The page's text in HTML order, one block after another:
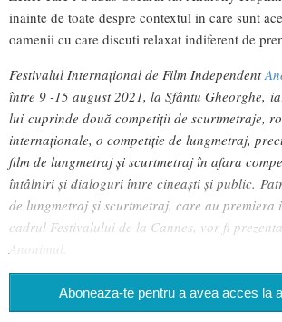
inainte de toate despre contextul in care sunt
oamenii cu care discuti relaxat indiferent de
Festivalul Internațional de Film Independent
între 9 -15 august 2021, la Sfântu Gheorghe,
lui cuprinde două competiții de scurtmetraje,
internaționale, o competiție de lungmetraj,
film de lungmetraj și scurtmetraj în afara
întâlniri și dialoguri între cineaști și public.
de lungmetraj și scurtmetraj, care au premiera
cadrul Festivalului de la Cannes, vor fi
Anonimul.
Aboneaza-te pentru a avea acces la